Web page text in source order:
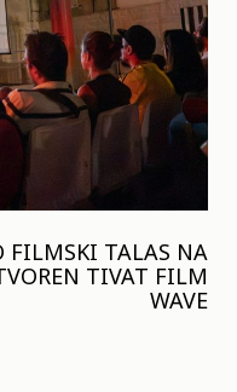
FILMSKI TALAS NA
TIVAT FILM
WAVE